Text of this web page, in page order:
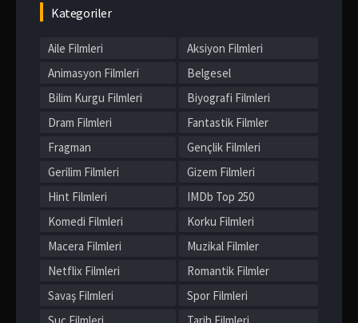
Kategoriler
Aile Filmleri
Aksiyon Filmleri
Animasyon Filmleri
Belgesel
Bilim Kurgu Filmleri
Biyografi Filmleri
Dram Filmleri
Fantastik Filmler
Fragman
Gençlik Filmleri
Gerilim Filmleri
Gizem Filmleri
Hint Filmleri
IMDb Top 250
Komedi Filmleri
Korku Filmleri
Macera Filmleri
Muzikal Filmler
Netflix Filmleri
Romantik Filmler
Savaş Filmleri
Spor Filmleri